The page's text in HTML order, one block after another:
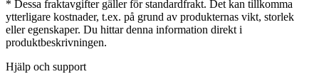
* Dessa fraktavgifter gäller för standardfrakt. Det kan tillkomma
ytterligare kostnader, t.ex. på grund av produkternas vikt, storlek
eller egenskaper. Du hittar denna information direkt i
produktbeskrivningen.
Hjälp och support